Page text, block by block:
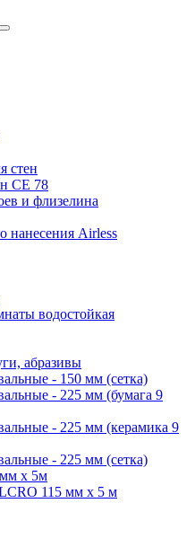
стен
CE 78
и флизелина
нанесения Airless
водостойкая
абразивы
- 150 мм (сетка)
- 225 мм (бумага 9
- 225 мм (керамика 9
- 225 мм (сетка)
х 5м
115 мм х 5 м